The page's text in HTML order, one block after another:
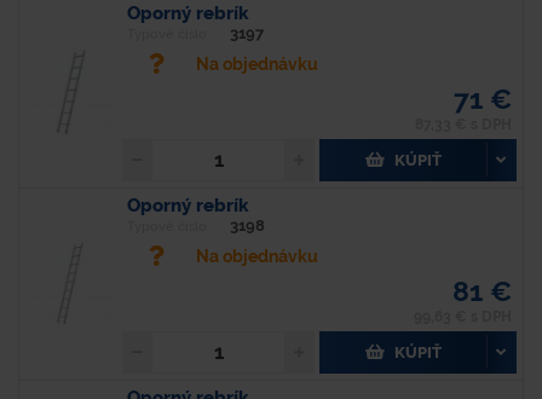
Oporný rebrík
3197
Na objednávku
71 €
KÚPIŤ
Oporný rebrík
3198
Na objednávku
81 €
KÚPIŤ